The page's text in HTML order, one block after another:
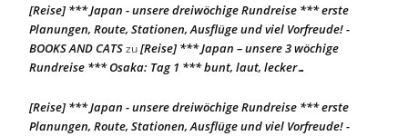
[Reise] *** Japan - unsere dreiwöchige Rundreise *** erste
Planungen, Route, Stationen, Ausflüge und viel Vorfreude! -
BOOKS AND CATSzu[Reise] *** Japan – unsere 3 wöchige
Rundreise *** Osaka: Tag 1 *** bunt, laut, lecker…
[Reise] *** Japan - unsere dreiwöchige Rundreise *** erste
Planungen, Route, Stationen, Ausflüge und viel Vorfreude! -